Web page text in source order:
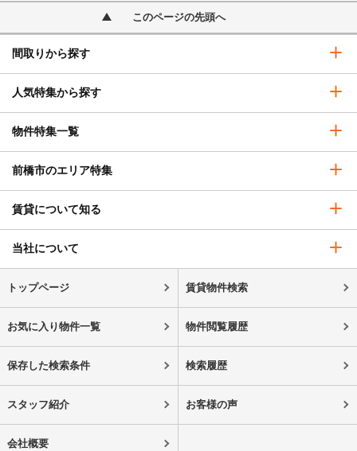
このページの先頭へ
間取りから探す
人気特集から探す
物件特集一覧
前橋市のエリア特集
賃貸について知る
当社について
トップページ 賃貸物件検索
お気に入り物件一覧 物件閲覧履歴
保存した検索条件 検索履歴
スタッフ紹介 お客様の声
会社概要